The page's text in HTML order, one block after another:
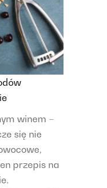
winem –
się nie
przepis na